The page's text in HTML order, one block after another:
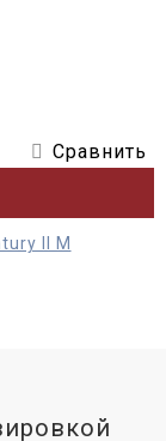
Сравнить
II M